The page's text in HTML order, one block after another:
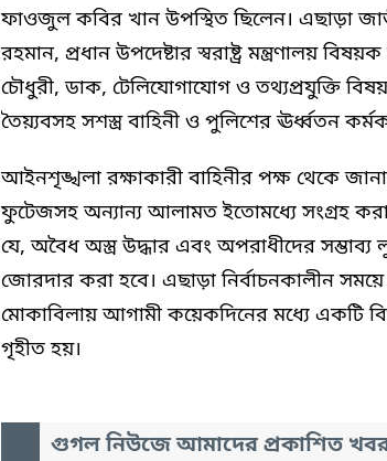
ফাওজুল কবির খান উপস্থিত ছিলেন। এছাড়া
রহমান, প্রধান উপদেষ্টার স্বরাষ্ট্র মন্ত্রণালয়
চৌধুরী, ডাক, টেলিযোগাযোগ ও তথ্যপ্রযুক্তি
তৈয়্যবসহ সশস্ত্র বাহিনী ও পুলিশের ঊর্ধ্বতন
আইনশৃঙ্খলা রক্ষাকারী বাহিনীর পক্ষ থেকে
ফুটেজসহ অন্যান্য আলামত ইতোমধ্যে সংগ্রহ করা
যে, অবৈধ অস্ত্র উদ্ধার এবং অপরাধীদের
জোরদার করা হবে। এছাড়া নির্বাচনকালীন
মোকাবিলায় আগামী কয়েকদিনের মধ্যে একটি
গৃহীত হয়।
গুগল নিউজে আমাদের প্রকাশিত